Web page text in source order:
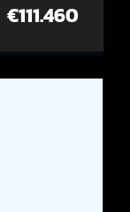
€111.460